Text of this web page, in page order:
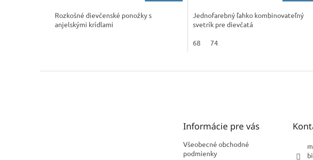
Rozkošné dievčenské ponožky s
anjelskými krídlami
Jednofarebný ľahko kombinovateľný
svetrík pre dievčatá
68 74
Informácie pre vás
Všeobecné obchodné
podmienky